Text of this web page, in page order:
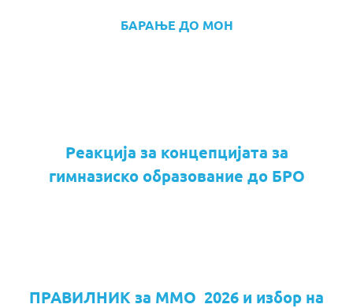
БАРАЊЕ ДО МОН
Реакција за концепцијата за
гимназиско образование до БРО
ПРАВИЛНИК за ММО 2026 и избор на